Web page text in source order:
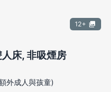
12+
床, 非吸煙房
外成人與孩童)